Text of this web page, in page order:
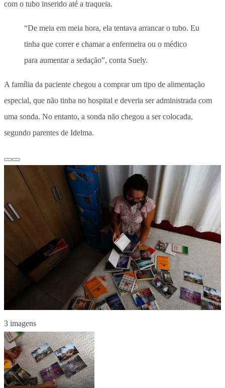
com o tubo inserido até a traqueia.
“De meia em meia hora, ela tentava arrancar o tubo. Eu
tinha que correr e chamar a enfermeira ou o médico
para aumentar a sedação”, conta Suely.
A família da paciente chegou a comprar um tipo de alimentação
especial, que não tinha no hospital e deveria ser administrada com
uma sonda. No entanto, a sonda não chegou a ser colocada,
segundo parentes de Idelma.
3 imagens